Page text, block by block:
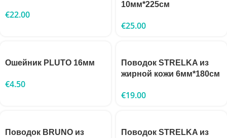
€22.00
10мм*225см
€25.00
Ошейник PLUTO 16мм
€4.50
Поводок STRELKA из
жирной кожи 6мм*180см
€19.00
Поводок BRUNO из
Поводок STRELKA из